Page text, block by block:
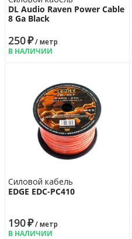
DL Audio Raven Power Cable
8 Ga Black
250₽/ метр
В НАЛИЧИИ
Силовой кабель
EDGE EDC-PC410
190₽/ метр
В НАЛИЧИИ